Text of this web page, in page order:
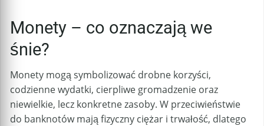
Monety – co oznaczają we
śnie?
Monety mogą symbolizować drobne korzyści,
codzienne wydatki, cierpliwe gromadzenie oraz
niewielkie, lecz konkretne zasoby. W przeciwieństwie
do banknotów mają fizyczny ciężar i trwałość, dlatego